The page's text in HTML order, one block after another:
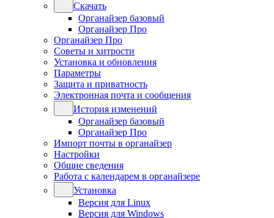
Скачать
Органайзер базовый
Органайзер Про
Органайзер Про
Советы и хитрости
Установка и обновления
Параметры
Защита и приватность
Электронная почта и сообщения
История изменений
Органайзер базовый
Органайзер Про
Импорт почты в органайзер
Настройки
Общие сведения
Работа с календарем в органайзере
Установка
Версия для Linux
Версия для Windows